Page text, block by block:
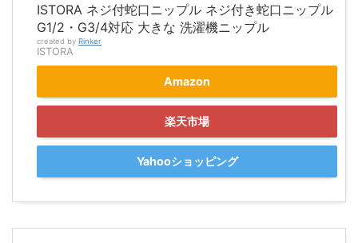
ISTORA ネジ付蛇口ニップル ネジ付き蛇口ニップル
G1/2・G3/4対応 大きな 洗濯機ニップル
created by Rinker
ISTORA
Amazon
楽天市場
Yahooショッピング